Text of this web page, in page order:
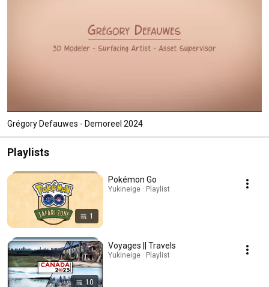
Grégory Defauwes - Demoreel 2024
Playlists
1
Pokémon Go
Yukineige · Playlist
10
Voyages || Travels
Yukineige · Playlist